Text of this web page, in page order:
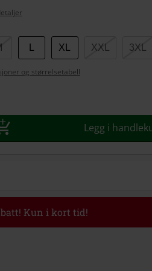
XL XXL 3XL
og størrelsetabell
Legg i
Kun i kort tid!